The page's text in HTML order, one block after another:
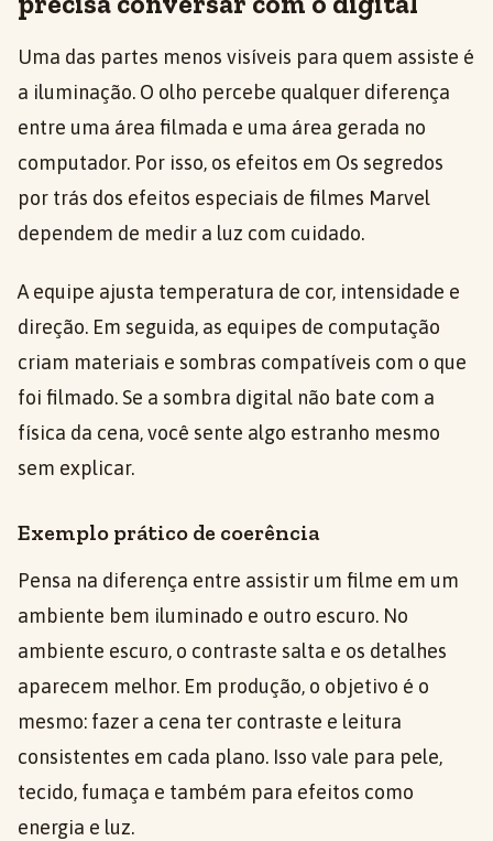
Uma das partes menos visíveis para quem assiste é
a iluminação. O olho percebe qualquer diferença
entre uma área filmada e uma área gerada no
computador. Por isso, os efeitos em Os segredos
por trás dos efeitos especiais de filmes Marvel
dependem de medir a luz com cuidado.
A equipe ajusta temperatura de cor, intensidade e
direção. Em seguida, as equipes de computação
criam materiais e sombras compatíveis com o que
foi filmado. Se a sombra digital não bate com a
física da cena, você sente algo estranho mesmo
sem explicar.
Exemplo prático de coerência
Pensa na diferença entre assistir um filme em um
ambiente bem iluminado e outro escuro. No
ambiente escuro, o contraste salta e os detalhes
aparecem melhor. Em produção, o objetivo é o
mesmo: fazer a cena ter contraste e leitura
consistentes em cada plano. Isso vale para pele,
tecido, fumaça e também para efeitos como
energia e luz.